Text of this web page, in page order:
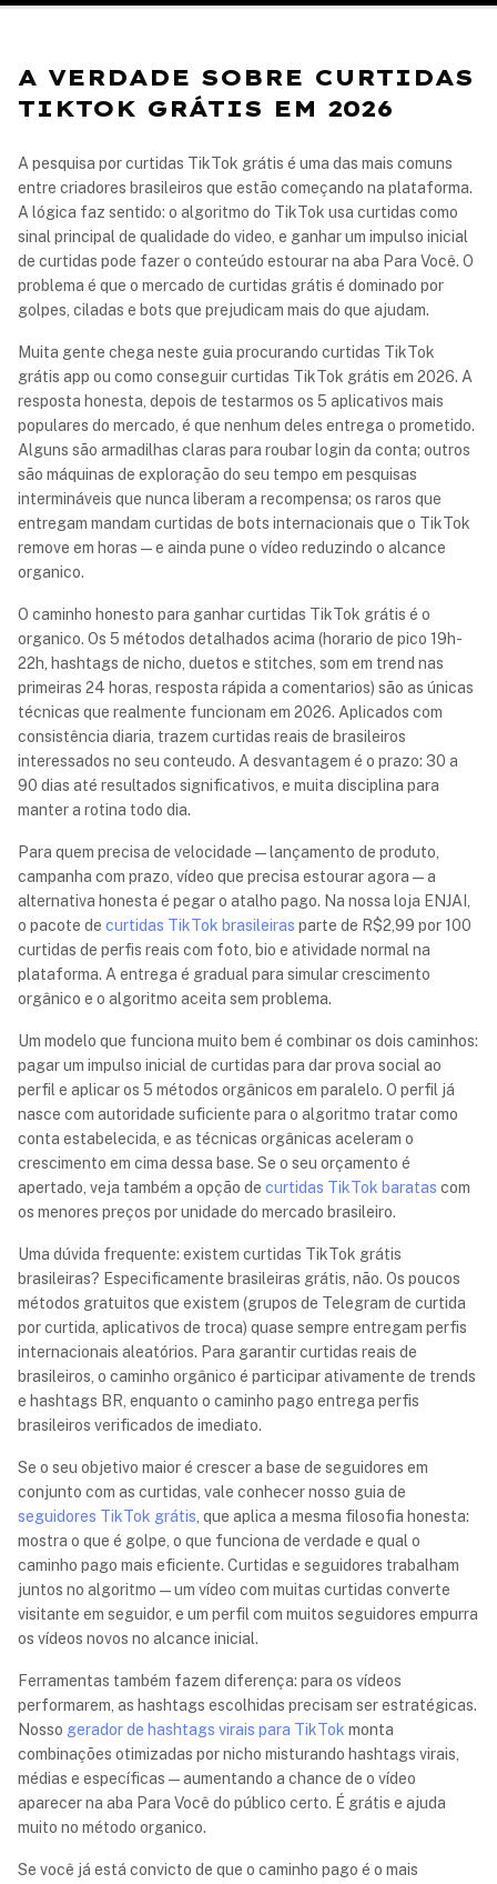
A VERDADE SOBRE CURTIDAS
TIKTOK GRÁTIS EM 2026
A pesquisa por curtidas TikTok grátis é uma das mais comuns
entre criadores brasileiros que estão começando na plataforma.
A lógica faz sentido: o algoritmo do TikTok usa curtidas como
sinal principal de qualidade do video, e ganhar um impulso inicial
de curtidas pode fazer o conteúdo estourar na aba Para Você. O
problema é que o mercado de curtidas grátis é dominado por
golpes, ciladas e bots que prejudicam mais do que ajudam.
Muita gente chega neste guia procurando curtidas TikTok
grátis app ou como conseguir curtidas TikTok grátis em 2026. A
resposta honesta, depois de testarmos os 5 aplicativos mais
populares do mercado, é que nenhum deles entrega o prometido.
Alguns são armadilhas claras para roubar login da conta; outros
são máquinas de exploração do seu tempo em pesquisas
intermináveis que nunca liberam a recompensa; os raros que
entregam mandam curtidas de bots internacionais que o TikTok
remove em horas — e ainda pune o vídeo reduzindo o alcance
organico.
O caminho honesto para ganhar curtidas TikTok grátis é o
organico. Os 5 métodos detalhados acima (horario de pico 19h-
22h, hashtags de nicho, duetos e stitches, som em trend nas
primeiras 24 horas, resposta rápida a comentarios) são as únicas
técnicas que realmente funcionam em 2026. Aplicados com
consistência diaria, trazem curtidas reais de brasileiros
interessados no seu conteudo. A desvantagem é o prazo: 30 a
90 dias até resultados significativos, e muita disciplina para
manter a rotina todo dia.
Para quem precisa de velocidade — lançamento de produto,
campanha com prazo, vídeo que precisa estourar agora — a
alternativa honesta é pegar o atalho pago. Na nossa loja ENJAI,
o pacote de curtidas TikTok brasileiras parte de R$2,99 por 100
curtidas de perfis reais com foto, bio e atividade normal na
plataforma. A entrega é gradual para simular crescimento
orgânico e o algoritmo aceita sem problema.
Um modelo que funciona muito bem é combinar os dois caminhos:
pagar um impulso inicial de curtidas para dar prova social ao
perfil e aplicar os 5 métodos orgânicos em paralelo. O perfil já
nasce com autoridade suficiente para o algoritmo tratar como
conta estabelecida, e as técnicas orgânicas aceleram o
crescimento em cima dessa base. Se o seu orçamento é
apertado, veja também a opção de curtidas TikTok baratas com
os menores preços por unidade do mercado brasileiro.
Uma dúvida frequente: existem curtidas TikTok grátis
brasileiras? Especificamente brasileiras grátis, não. Os poucos
métodos gratuitos que existem (grupos de Telegram de curtida
por curtida, aplicativos de troca) quase sempre entregam perfis
internacionais aleatórios. Para garantir curtidas reais de
brasileiros, o caminho orgânico é participar ativamente de trends
e hashtags BR, enquanto o caminho pago entrega perfis
brasileiros verificados de imediato.
Se o seu objetivo maior é crescer a base de seguidores em
conjunto com as curtidas, vale conhecer nosso guia de
seguidores TikTok grátis , que aplica a mesma filosofia honesta:
mostra o que é golpe, o que funciona de verdade e qual o
caminho pago mais eficiente. Curtidas e seguidores trabalham
juntos no algoritmo — um vídeo com muitas curtidas converte
visitante em seguidor, e um perfil com muitos seguidores empurra
os vídeos novos no alcance inicial.
Ferramentas também fazem diferença: para os vídeos
performarem, as hashtags escolhidas precisam ser estratégicas.
Nosso gerador de hashtags virais para TikTok monta
combinações otimizadas por nicho misturando hashtags virais,
médias e específicas — aumentando a chance de o vídeo
aparecer na aba Para Você do público certo. É grátis e ajuda
muito no método organico.
Se você já está convicto de que o caminho pago é o mais